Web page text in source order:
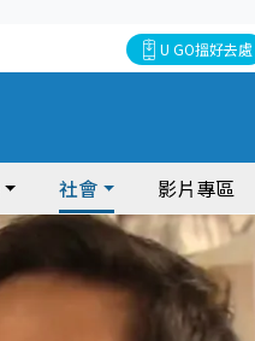
U GO搵好去處
社會 影片專區